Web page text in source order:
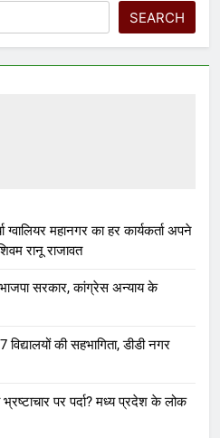
SEARCH
महानगर का हर कार्यकर्ता अपने
रानू राजावत
सरकार, कांग्रेस अन्याय के
विद्यालयों की सहभागिता, डीडी नगर
पर पर्दा? मध्य प्रदेश के लोक